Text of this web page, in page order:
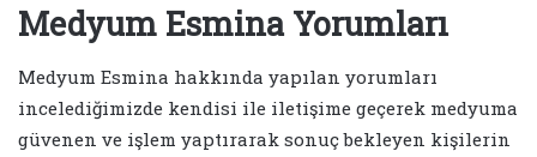
Medyum Esmina Yorumları
Medyum Esmina hakkında yapılan yorumları
incelediğimizde kendisi ile iletişime geçerek medyuma
güvenen ve işlem yaptırarak sonuç bekleyen kişilerin